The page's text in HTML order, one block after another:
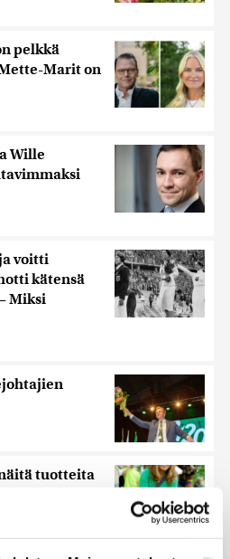
pelkkä
Marit on
Wille
voitti
kätensä
Miksi
tuotteita